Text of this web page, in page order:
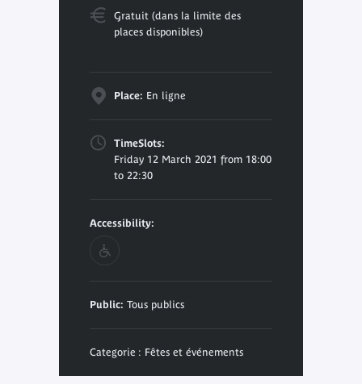
Gratuit (dans la limite des
places disponibles)
Place: En ligne
TimeSlots:
Friday 12 March 2021 from 18:00
to 22:30
Accessibility:
Public: Tous publics
Categorie : Fêtes et événements